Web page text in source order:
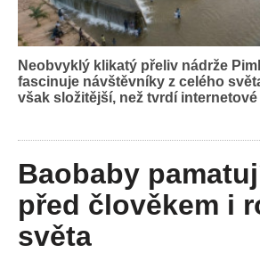
Neobvyklý klikatý přeliv nádrže
fascinuje návštěvníky z celého
však složitější, než tvrdí internetové
Baobaby
před člověkem i
světa